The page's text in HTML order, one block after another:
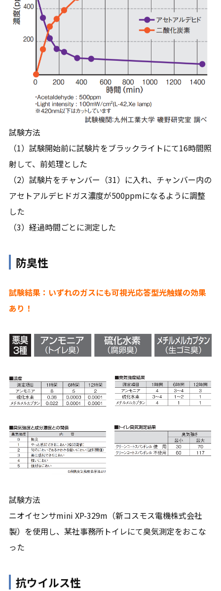
試験方法
（1）試験開始前に試験片をブラックライトにて16時間照
射して、前処理とした
（2）試験片をチャンバー（31）に入れ、チャンバー内の
アセトアルデヒドガス濃度が500ppmになるように調整
した
（3）経過時間ごとに測定した
防臭性
試験結果：いずれのガスにも可視光応答型光触媒の効果
あり！
試験方法
ニオイセンサmini XP-329m（新コスモス電機株式会社
製）を使用し、某社事務所トイレにて臭気測定をおこな
った
抗ウイルス性